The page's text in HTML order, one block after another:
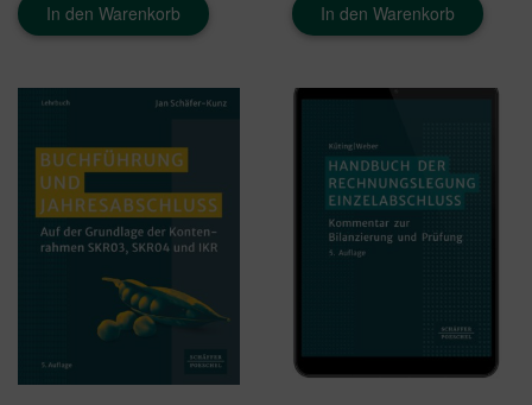
In den Warenkorb In den Warenkorb